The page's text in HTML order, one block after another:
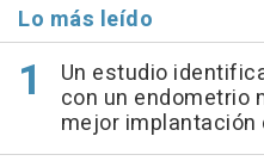
Lo más leído
Un estudio
con un endometrio
mejor implantación